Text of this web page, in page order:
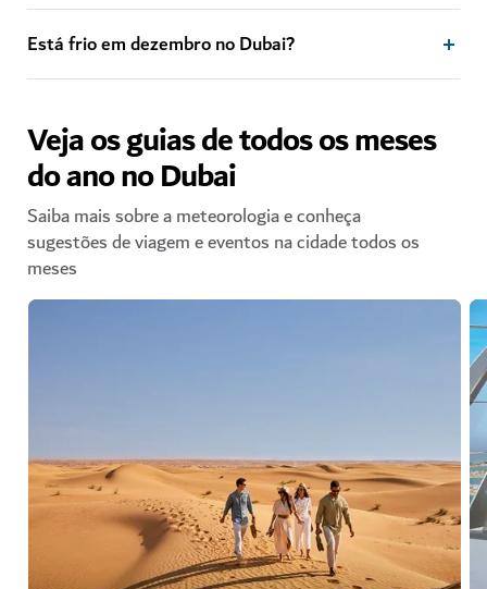
Está frio em dezembro no Dubai?
Veja os guias de todos os meses
do ano no Dubai
Saiba mais sobre a meteorologia e conheça
sugestões de viagem e eventos na cidade todos os
meses